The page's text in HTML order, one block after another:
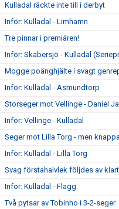
Kulladal räckte inte till i derbyt
Inför: Kulladal - Limhamn
Tre pinnar i premiären!
Inför: Skabersjö - Kulladal
Mogge poänghjälte i svagt
Inför: Kulladal - Asmundtorp
Storseger mot Vellinge - Daniel
Inför: Vellinge - Kulladal
Seger mot Lilla Torg - men
Inför: Kulladal - Lilla Torg
Svag förstahalvlek följdes av
Inför: Kulladal - Flagg
Två pytsar av Tobinho i 3-2-seger